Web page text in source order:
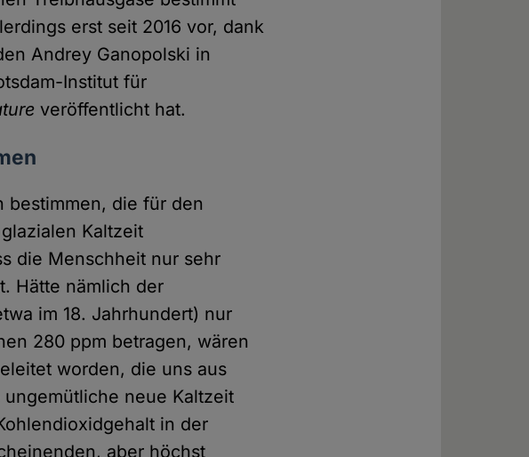
erst seit 2016 vor, dank
Andrey Ganopolski in
Institut für
veröffentlicht hat.
bestimmen, die für den
Kaltzeit
die Menschheit nur sehr
Hätte nämlich der
im 18. Jahrhundert) nur
280 ppm betragen, wären
worden, die uns aus
neue Kaltzeit
in der
aber höchst